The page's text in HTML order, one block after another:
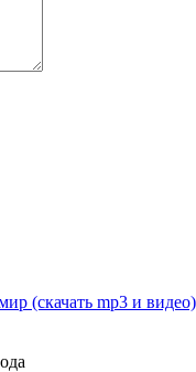
(скачать mp3 и видео)